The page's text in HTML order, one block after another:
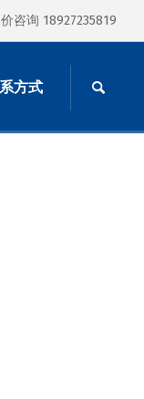
咨询 18927235819
方式